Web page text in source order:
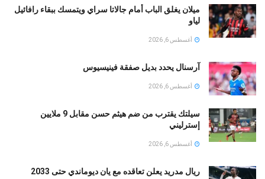
ميلان يغلق الباب أمام جالاتا سراي ويتمسك ببقاء رافائيل
لياو
أغسطس 6, 2026
آرسنال يحدد بديل صفقة فينيسيوس
أغسطس 6, 2026
سيلتك يقترب من ضم هيثم حسن مقابل 9 ملايين
إسترليني
أغسطس 6, 2026
ريال مدريد يعلن تعاقده مع يان ديوماندي حتى 2033